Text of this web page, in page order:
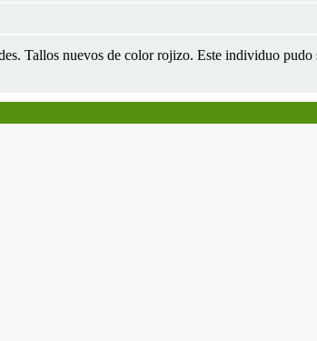
Tallos nuevos de color rojizo. Este individuo pudo